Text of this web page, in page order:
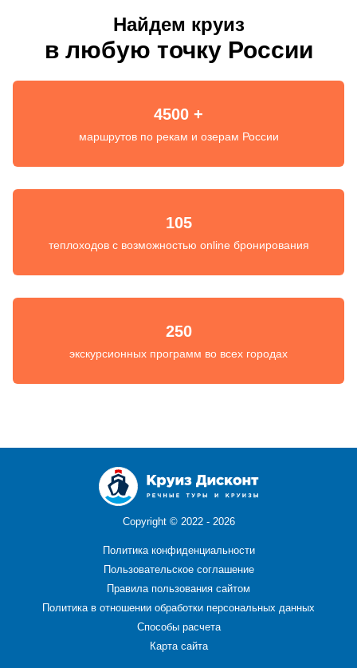
Найдем круиз
в любую точку России
4500 +
маршрутов по рекам и озерам России
105
теплоходов с возможностью online бронирования
250
экскурсионных программ во всех городах
Copyright © 2022 - 2026
Политика конфиденциальности
Пользовательское соглашение
Правила пользования сайтом
Политика в отношении обработки персональных данных
Способы расчета
Карта сайта